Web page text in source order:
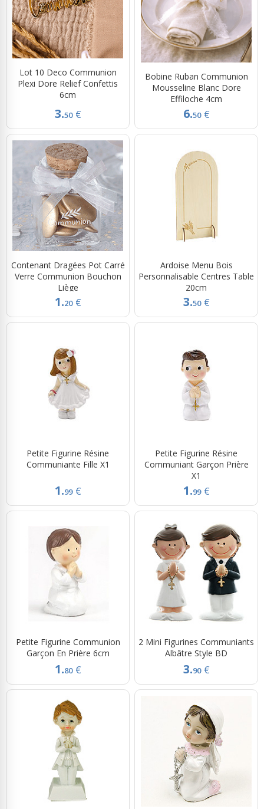
Lot 10 Deco Communion
Plexi Dore Relief Confettis
6cm
3.50 €
Bobine Ruban Communion
Mousseline Blanc Dore
Effiloche 4cm
6.50 €
Contenant Dragées Pot Carré
Verre Communion Bouchon
Liège
1.20 €
Ardoise Menu Bois
Personnalisable Centres Table
20cm
3.50 €
Petite Figurine Résine
Communiante Fille X1
1.99 €
Petite Figurine Résine
Communiant Garçon Prière
X1
1.99 €
Petite Figurine Communion
Garçon En Prière 6cm
1.80 €
2 Mini Figurines Communiants
Albâtre Style BD
3.90 €